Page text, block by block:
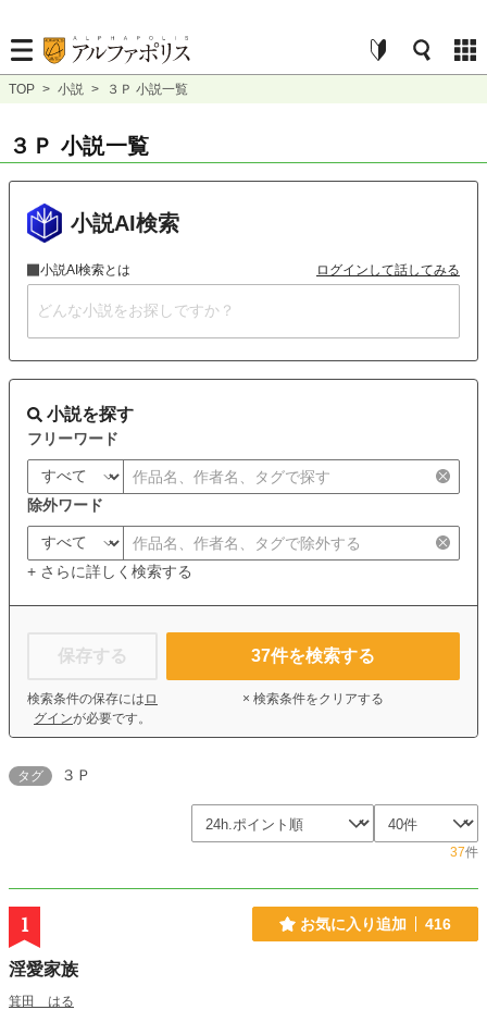
TOP > 小説 > ３Ｐ 小説一覧
３Ｐ 小説一覧
小説AI検索
小説AI検索とは ログインして話してみる
小説を探す
フリーワード
除外ワード
+ さらに詳しく検索する
保存する
検索条件の保存には ロ
グインが必要です。
37件を検索する
× 検索条件をクリアする
タグ ３Ｐ
37件
1 お気に入り追加 416
淫愛家族
箕田 はる